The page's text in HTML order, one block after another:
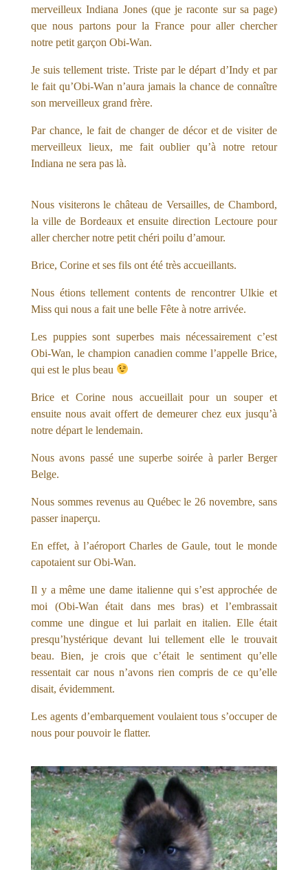
merveilleux Indiana Jones (que je raconte sur sa page)
que nous partons pour la France pour aller chercher
notre petit garçon Obi-Wan.
Je suis tellement triste. Triste par le départ d’Indy et par
le fait qu’Obi-Wan n’aura jamais la chance de connaître
son merveilleux grand frère.
Par chance, le fait de changer de décor et de visiter de
merveilleux lieux, me fait oublier qu’à notre retour
Indiana ne sera pas là.
Nous visiterons le château de Versailles, de Chambord,
la ville de Bordeaux et ensuite direction Lectoure pour
aller chercher notre petit chéri poilu d’amour.
Brice, Corine et ses fils ont été très accueillants.
Nous étions tellement contents de rencontrer Ulkie et
Miss qui nous a fait une belle Fête à notre arrivée.
Les puppies sont superbes mais nécessairement c’est
Obi-Wan, le champion canadien comme l’appelle Brice,
qui est le plus beau
Brice et Corine nous accueillait pour un souper et
ensuite nous avait offert de demeurer chez eux jusqu’à
notre départ le lendemain.
Nous avons passé une superbe soirée à parler Berger
Belge.
Nous sommes revenus au Québec le 26 novembre, sans
passer inaperçu.
En effet, à l’aéroport Charles de Gaule, tout le monde
capotaient sur Obi-Wan.
Il y a même une dame italienne qui s’est approchée de
moi (Obi-Wan était dans mes bras) et l’embrassait
comme une dingue et lui parlait en italien. Elle était
presqu’hystérique devant lui tellement elle le trouvait
beau. Bien, je crois que c’était le sentiment qu’elle
ressentait car nous n’avons rien compris de ce qu’elle
disait, évidemment.
Les agents d’embarquement voulaient tous s’occuper de
nous pour pouvoir le flatter.